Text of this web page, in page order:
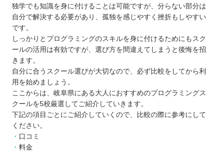
プログラミングスクールに通う5つのメリット
独学よりも効率的に学べる
相談しやすい学習環境
実務に役立つスキルを学べる
就職・転職が有利になる
プログラミングスクールに通う3つのデメリット
自分の目標と学習内容が合わないことがあ
独学でも知識を身に付けることは可能ですが、分らない部分は
自分で解決する必要があり、孤独を感じやすく挫折もしやすい
です。
しっかりとプログラミングのスキルを身に付けるためにもスク
ールの活用は有効ですが、選び方を間違えてしまうと後悔を招
きます。
自分に合うスクール選びが大切なので、必ず比較をしてから利
用を始めましょう。
ここからは、岐阜県にある大人におすすめのプログラミングス
クールを5校厳選してご紹介していきます。
下記の項目ごとにご紹介していくので、比較の際に参考にして
ください。
口コミ
料金